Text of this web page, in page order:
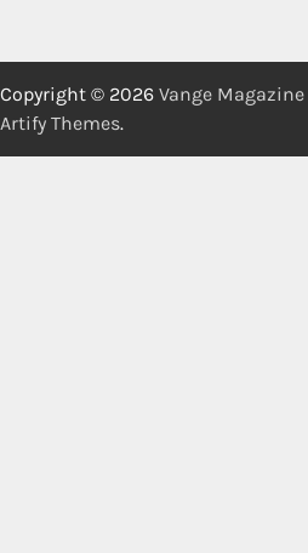
Copyright © 2026 Vange Magazine
Artify Themes.